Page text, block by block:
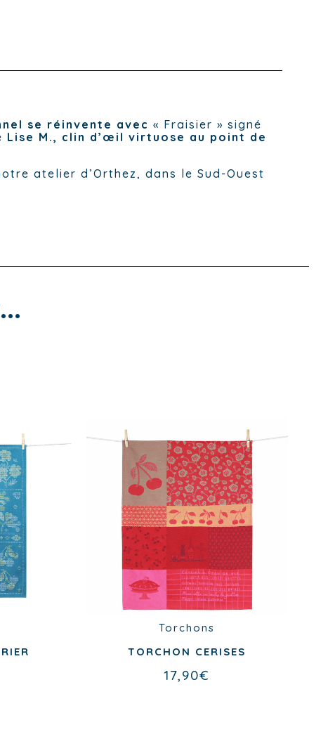
se réinvente avec « Fraisier » signé
Lise M., clin d’œil virtuose au point de
atelier d’Orthez, dans le Sud-Ouest
Torchons
TORCHON CERISES
17,90€